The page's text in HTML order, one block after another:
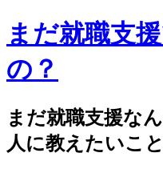
まだ就職支
の？
まだ就職支援な
人に教えたいこ